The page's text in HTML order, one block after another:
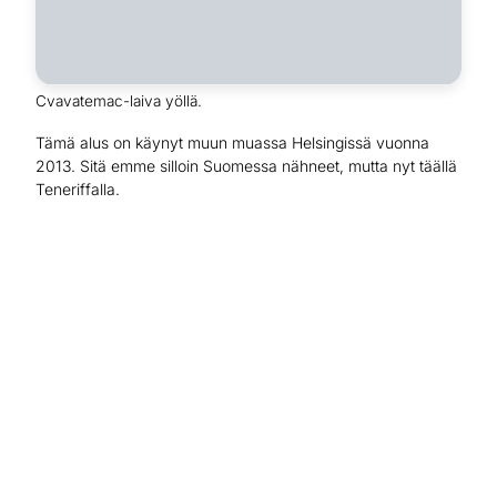
Cvavatemac-laiva yöllä.
Tämä alus on käynyt muun muassa Helsingissä vuonna
2013. Sitä emme silloin Suomessa nähneet, mutta nyt täällä
Teneriffalla.